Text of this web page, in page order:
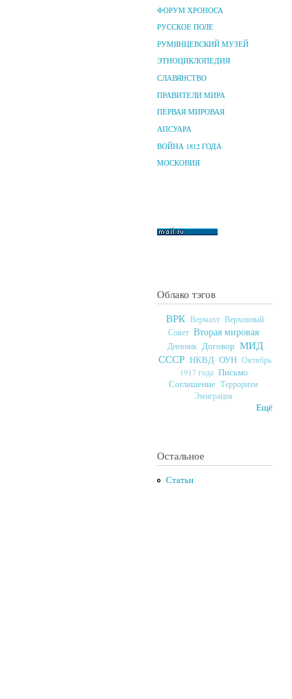
ФОРУМ ХРОНОСА
РУССКОЕ ПОЛЕ
РУМЯНЦЕВСКИЙ МУЗЕЙ
ЭТНОЦИКЛОПЕДИЯ
СЛАВЯНСТВО
ПРАВИТЕЛИ МИРА
ПЕРВАЯ МИРОВАЯ
АПСУАРА
ВОЙНА 1812 ГОДА
МОСКОВИЯ
Облако тэгов
ВРК Вермахт Верховный
Совет Вторая мировая
Дневник Договор МИД
СССР НКВД ОУН Октябрь
1917 года Письмо
Соглашение Терроризм
Эмиграция
Ещё
Остальное
Статьи